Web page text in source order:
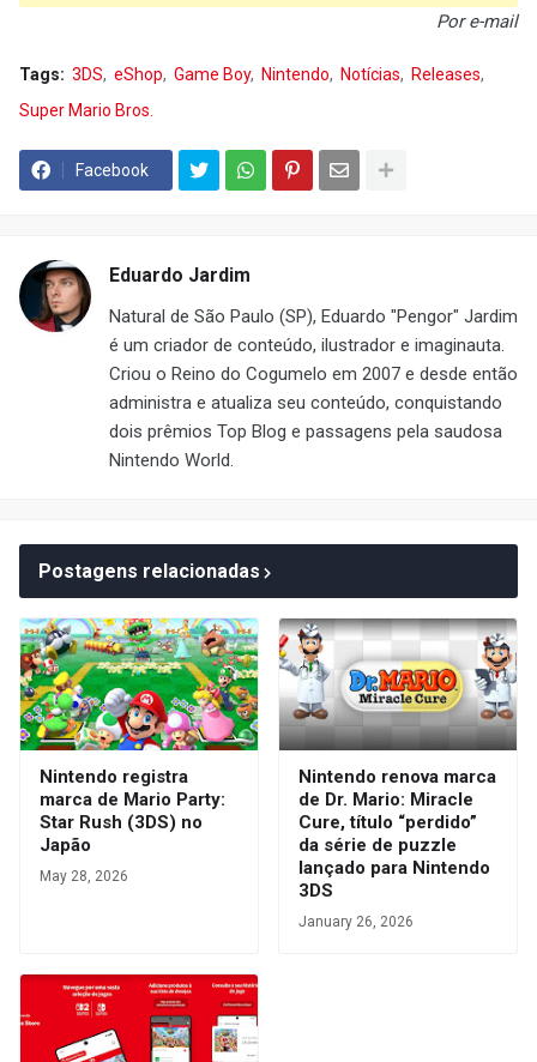
Por e-mail
Tags: 3DS eShop Game Boy Nintendo Notícias
Releases
Super Mario Bros.
Facebook
Eduardo Jardim
Natural de São Paulo (SP), Eduardo "Pengor" Jardim
é um criador de conteúdo, ilustrador e imaginauta.
Criou o Reino do Cogumelo em 2007 e desde então
administra e atualiza seu conteúdo, conquistando
dois prêmios Top Blog e passagens pela saudosa
Nintendo World.
Postagens relacionadas
Nintendo registra
marca de Mario Party:
Star Rush (3DS) no
Japão
May 28, 2026
Nintendo renova marca
de Dr. Mario: Miracle
Cure, título “perdido”
da série de puzzle
lançado para Nintendo
3DS
January 26, 2026